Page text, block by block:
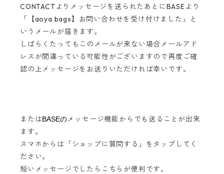
CONTACTよりメッセージを送られたあとにBASEより
「【aoya bags】お問い合わせを受け付けました」と
いうメールが届きます。
しばらくたってもこのメールが来ない場合メールアド
レスが間違っている可能性がございますので再度ご確
認の上メッセージをお送りいただければ幸いです。
またはBASEのメッセージ機能からでも送ることが出来
ます。
スマホからは「ショップに質問する」をタップしてく
ださい。
短いメッセージでしたらこちらが便利です。